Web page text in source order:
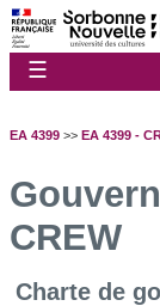
☰
EA 4399 >> EA 4399 -
CREW
Charte de